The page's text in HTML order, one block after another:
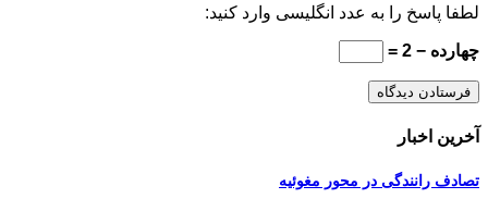
لطفا پاسخ را به عدد انگلیسی وارد کنید:
چهارده − 2 =
آخرین اخبار
تصادف رانندگی در محور مغوئیه